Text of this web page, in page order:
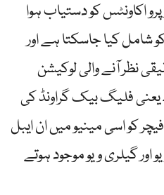
اکاونٹس کو دستیاب ہوا
میں 25 افراد کو شامل کیا جاسکتا ہے اور
نظر آنے والی لوکیشن
یعنی فلیگ بیک گراونڈ کی
کو اسی مینیو میں ان ایبل
اور گیلری ویو موجود ہوتے